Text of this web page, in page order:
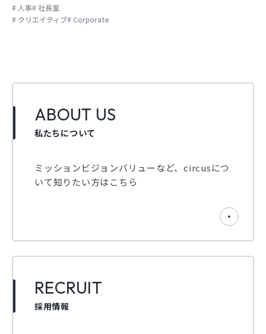
人事
社長室
クリエイティブ Corporate
ABOUT US
私たちについて
ミッションビジョンバリューなど、circusにつ
いて知りたい方はこちら
RECRUIT
採用情報